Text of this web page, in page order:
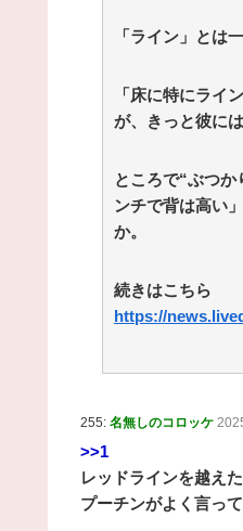
「ライン」とは
「床に特にライ
が、きっと彼に
ところで“ぶつ
ンチで背は高い
か。
続きはこちら
https://
255: 名無しのコロッケ
>>1
レッドラインを越え
プーチンがよく言っ